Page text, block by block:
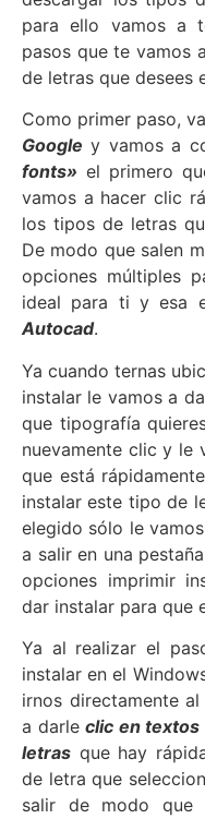
para ello vamos a
pasos que te vamos
de letras que desees
Como primer paso,
Google y vamos a
fonts» el primero
vamos a hacer clic
los tipos de letras
De modo que salen
opciones múltiples
ideal para ti y esa
Autocad.
Ya cuando ternas
instalar le vamos a
que tipografía
nuevamente clic y le
que está
instalar este tipo de
elegido sólo le
a salir en una
opciones imprimir
dar instalar para que
Ya al realizar el
instalar en el
irnos directamente al
a darleclic en textos
letras que hay
de letra que
salir de modo que